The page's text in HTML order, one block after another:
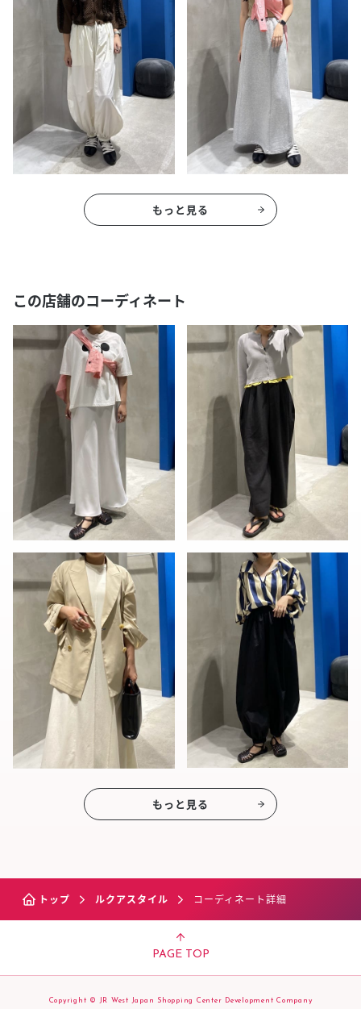
もっと見る
この店舗のコーディネート
もっと見る
トップ ルクアスタイル コーディネート詳細
PAGE TOP
Copyright © JR West Japan Shopping Center Development Company